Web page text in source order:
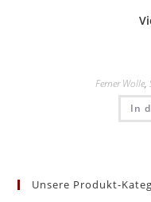
Ferner Wolle,
In
Unsere Produkt-